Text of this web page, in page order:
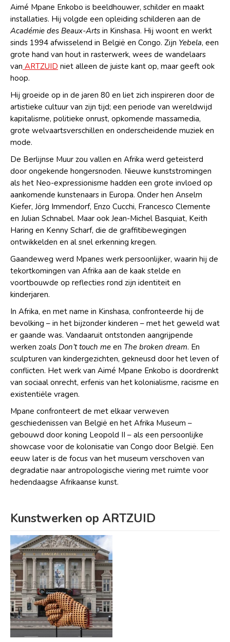
Aimé Mpane Enkobo is beeldhouwer, schilder en maakt
installaties. Hij volgde een opleiding schilderen aan de
Académie des Beaux-Arts in Kinshasa. Hij woont en werkt
sinds 1994 afwisselend in België en Congo. Zijn Yebela, een
grote hand van hout in rasterwerk, wees de wandelaars
van ARTZUID niet alleen de juiste kant op, maar geeft ook
hoop.
Hij groeide op in de jaren 80 en liet zich inspireren door de
artistieke cultuur van zijn tijd; een periode van wereldwijd
kapitalisme, politieke onrust, opkomende massamedia,
grote welvaartsverschillen en onderscheidende muziek en
mode.
De Berlijnse Muur zou vallen en Afrika werd geteisterd
door ongekende hongersnoden. Nieuwe kunststromingen
als het Neo-expressionisme hadden een grote invloed op
aankomende kunstenaars in Europa. Onder hen Anselm
Kiefer, Jörg Immendorf, Enzo Cucchi, Francesco Clemente
en Julian Schnabel. Maar ook Jean-Michel Basquiat, Keith
Haring en Kenny Scharf, die de graffitibewegingen
ontwikkelden en al snel erkenning kregen.
Gaandeweg werd Mpanes werk persoonlijker, waarin hij de
tekortkomingen van Afrika aan de kaak stelde en
voortbouwde op reflecties rond zijn identiteit en
kinderjaren.
In Afrika, en met name in Kinshasa, confronteerde hij de
bevolking – in het bijzonder kinderen – met het geweld wat
er gaande was. Vandaaruit ontstonden aangrijpende
werken zoals Don’t touch me en The broken dream. En
sculpturen van kindergezichten, gekneusd door het leven of
conflicten. Het werk van Aimé Mpane Enkobo is doordrenkt
van sociaal onrecht, erfenis van het kolonialisme, racisme en
existentiële vragen.
Mpane confronteert de met elkaar verweven
geschiedenissen van België en het Afrika Museum –
gebouwd door koning Leopold II – als een persoonlijke
showcase voor de kolonisatie van Congo door België. Een
eeuw later is de focus van het museum verschoven van
degradatie naar antropologische viering met ruimte voor
hedendaagse Afrikaanse kunst.
Kunstwerken op ARTZUID